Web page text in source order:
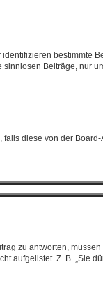
bestimmte
Beiträge,
diese von der
zu antworten,
Z. B. „Sie